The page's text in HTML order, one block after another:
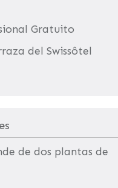
Gratuito
del Swissôtel
de dos plantas de